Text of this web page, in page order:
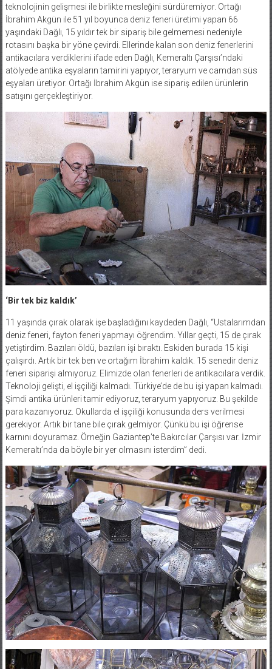
teknolojinin gelişmesi ile birlikte mesleğini sürdüremiyor. Ortağı
İbrahim Akgün ile 51 yıl boyunca deniz feneri üretimi yapan 66
yaşındaki Dağlı, 15 yıldır tek bir sipariş bile gelmemesi nedeniyle
rotasını başka bir yöne çevirdi. Ellerinde kalan son deniz fenerlerini
antikacılara verdiklerini ifade eden Dağlı, Kemeraltı Çarşısı’ndaki
atölyede antika eşyaların tamirini yapıyor, teraryum ve camdan süs
eşyaları üretiyor. Ortağı İbrahim Akgün ise sipariş edilen ürünlerin
satışını gerçekleştiriyor.
‘Bir tek biz kaldık’
11 yaşında çırak olarak işe başladığını kaydeden Dağlı, “Ustalarımdan
deniz feneri, fayton feneri yapmayı öğrendim. Yıllar geçti, 15 de çırak
yetiştirdim. Bazıları öldü, bazıları işi bıraktı. Eskiden burada 15 kişi
çalışırdı. Artık bir tek ben ve ortağım İbrahim kaldık. 15 senedir deniz
feneri siparişi almıyoruz. Elimizde olan fenerleri de antikacılara verdik.
Teknoloji gelişti, el işçiliği kalmadı. Türkiye’de de bu işi yapan kalmadı.
Şimdi antika ürünleri tamir ediyoruz, teraryum yapıyoruz. Bu şekilde
para kazanıyoruz. Okullarda el işçiliği konusunda ders verilmesi
gerekiyor. Artık bir tane bile çırak gelmiyor. Çünkü bu işi öğrense
karnını doyuramaz. Örneğin Gaziantep’te Bakırcılar Çarşısı var. İzmir
Kemeraltı’nda da böyle bir yer olmasını isterdim” dedi.